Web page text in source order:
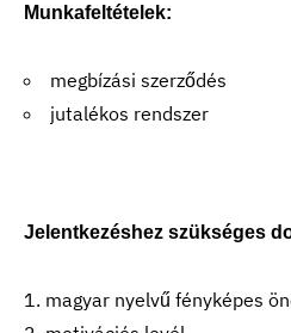
Munkafeltételek:
megbízási szerződés
jutalékos rendszer
Jelentkezéshez szükséges
magyar nyelvű fényképes